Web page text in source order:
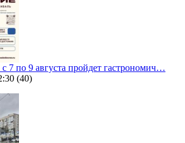
7 по 9 августа пройдет гастрономич…
(40)